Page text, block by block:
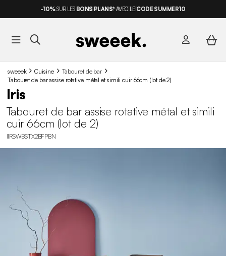
-10%SUR LES BONS PLANS*AVEC LECODE SUMMER10
sweeek Cuisine
Tabouret de bar
Tabouret de bar assise rotative métal et simili cuir 66cm (lot de 2)
Iris
Tabouret de bar assise rotative métal et simili
cuir 66cm (lot de 2)
IIRSWBSTX2BFPBN